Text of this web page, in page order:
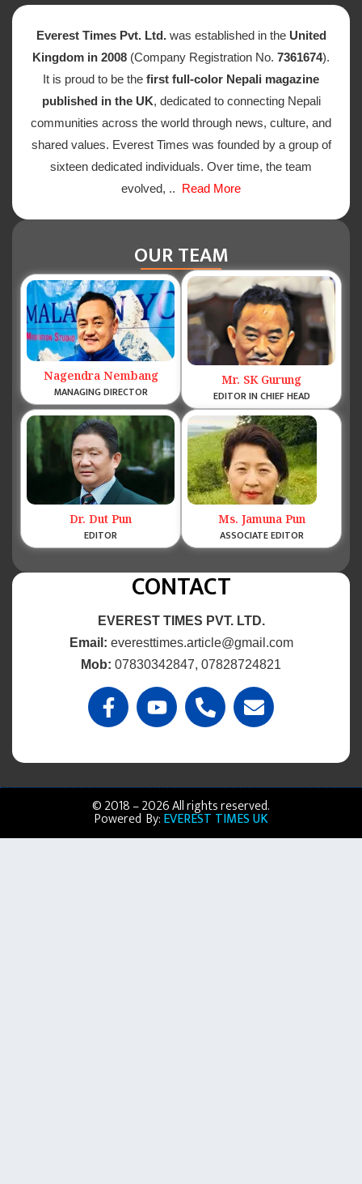
Everest Times Pvt. Ltd. was established in the United
Kingdom in 2008 (Company Registration No. 7361674).
It is proud to be the first full-color Nepali magazine
published in the UK, dedicated to connecting Nepali
communities across the world through news, culture, and
shared values. Everest Times was founded by a group of
sixteen dedicated individuals. Over time, the team
evolved, .. Read More
OUR TEAM
Nagendra Nembang
MANAGING DIRECTOR
Mr. SK Gurung
EDITOR IN CHIEF HEAD
Dr. Dut Pun
EDITOR
Ms. Jamuna Pun
ASSOCIATE EDITOR
CONTACT
EVEREST TIMES PVT. LTD.
Email: everesttimes.article@gmail.com
Mob: 07830342847, 07828724821
© 2018 – 2026 All rights reserved.
Powered By:EVEREST TIMES UK